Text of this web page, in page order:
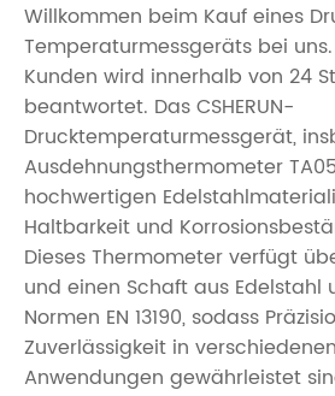
Willkommen beim Kauf eines
Temperaturmessgeräts bei
Kunden wird innerhalb von 24
beantwortet. Das CSHERUN-
Drucktemperaturmessgerät,
Ausdehnungsthermometer
hochwertigen
Haltbarkeit und
Dieses Thermometer verfügt
und einen Schaft aus
Normen EN 13190, sodass
Zuverlässigkeit in
Anwendungen gewährleistet